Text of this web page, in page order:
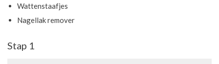
Wattenstaafjes
Nagellak remover
Stap 1